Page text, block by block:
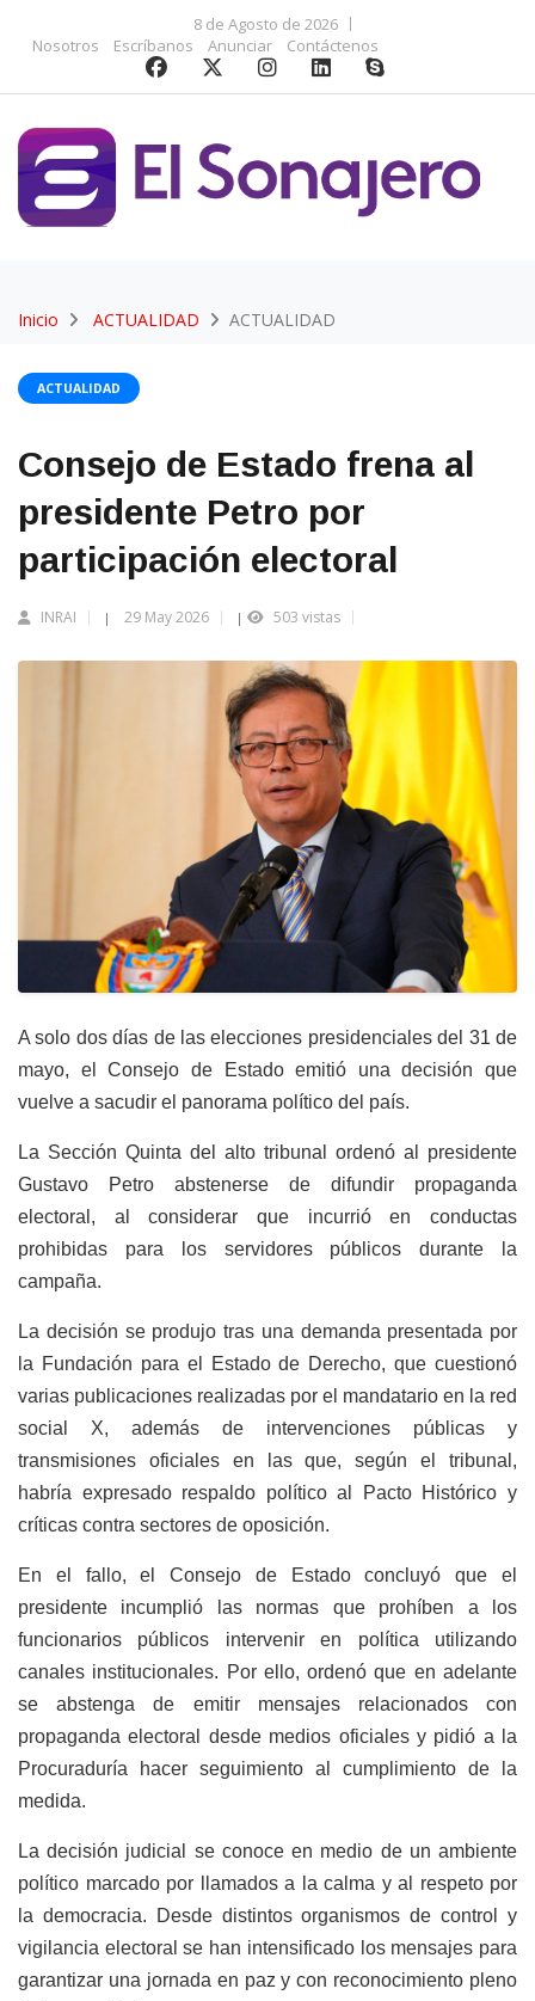
8 de Agosto de 2026
Nosotros
Escríbanos Anunciar Contáctenos
Inicio ACTUALIDAD ACTUALIDAD
ACTUALIDAD
Consejo de Estado frena al
presidente Petro por
participación electoral
INRAI | 29 May 2026 | 503 vistas
A solo dos días de las elecciones presidenciales del 31 de
mayo, el Consejo de Estado emitió una decisión que
vuelve a sacudir el panorama político del país.
La Sección Quinta del alto tribunal ordenó al presidente
Gustavo Petro abstenerse de difundir propaganda
electoral, al considerar que incurrió en conductas
prohibidas para los servidores públicos durante la
campaña.
La decisión se produjo tras una demanda presentada por
la Fundación para el Estado de Derecho, que cuestionó
varias publicaciones realizadas por el mandatario en la red
social X, además de intervenciones públicas y
transmisiones oficiales en las que, según el tribunal,
habría expresado respaldo político al Pacto Histórico y
críticas contra sectores de oposición.
En el fallo, el Consejo de Estado concluyó que el
presidente incumplió las normas que prohíben a los
funcionarios públicos intervenir en política utilizando
canales institucionales. Por ello, ordenó que en adelante
se abstenga de emitir mensajes relacionados con
propaganda electoral desde medios oficiales y pidió a la
Procuraduría hacer seguimiento al cumplimiento de la
medida.
La decisión judicial se conoce en medio de un ambiente
político marcado por llamados a la calma y al respeto por
la democracia. Desde distintos organismos de control y
vigilancia electoral se han intensificado los mensajes para
garantizar una jornada en paz y con reconocimiento pleno